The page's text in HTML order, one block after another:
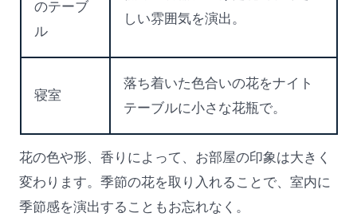
のテーブ
ル
しい雰囲気を演出。
寝室
落ち着いた色合いの花をナイト
テーブルに小さな花瓶で。
花の色や形、香りによって、お部屋の印象は大きく
変わります。季節の花を取り入れることで、室内に
季節感を演出することもお忘れなく。